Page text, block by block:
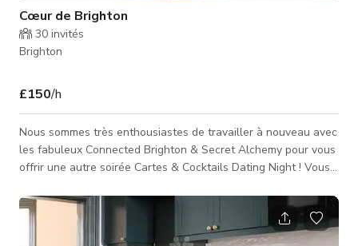
Cœur de Brighton
30 invités
Brighton
£150/h
Nous sommes très enthousiastes de travailler à nouveau avec
les fabuleux Connected Brighton & Secret Alchemy pour vous
offrir une autre soirée Cartes & Cocktails Dating Night ! Vous
wingwoman, un wingman mais vous rencontrerez
certainement d'autres personnes partageant les mêmes idées
cherchant à sortir ensemble. Il n'y a aucune pression ici, notre